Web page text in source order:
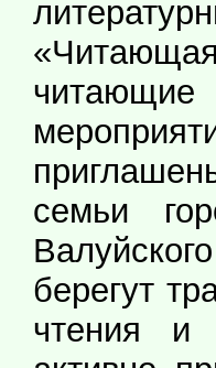
семьи
берегут
чтения и